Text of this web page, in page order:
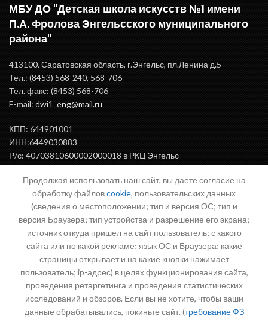
МБУ ДО "Детская школа искусств №1 имени
П.А. Фролова Энгельсского муниципального
района"
413100, Саратовская область, г.Энгельс, пл.Ленина д.5
Тел.: (8453) 568-240, 568-706
Тел. факс: (8453) 568-706
E-mail: dwi1_eng@mail.ru
КПП: 644901001
ИНН:6449030883
Р/с: 40703810600002000018 в РКЦ Энгельс
ВАЖНАЯ ИНФОРМАЦИЯ
Письмо директору
Продолжая использовать наш сайт, вы даете согласие на
обработку файловcookie, пользовательских данных
(сведения о местоположении; тип и версия ОС; тип и
версия Браузера; тип устройства и разрешение его экрана;
источник откуда пришел на сайт пользователь; с какого
сайта или по какой рекламе; язык ОС и Браузера; какие
страницы открывает и на какие кнопки нажимает
пользователь; ip-адрес) в целях функционирования сайта,
проведения ретаргетинга и проведения статистических
исследований и обзоров. Если вы не хотите, чтобы ваши
данные обрабатывались, покиньте сайт. (требование ФЗ